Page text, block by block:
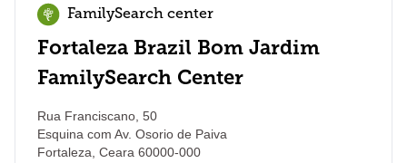
FamilySearch center
Fortaleza Brazil Bom Jardim
FamilySearch Center
Rua Franciscano, 50
Esquina com Av. Osorio de Paiva
Fortaleza Ceara 60000-000